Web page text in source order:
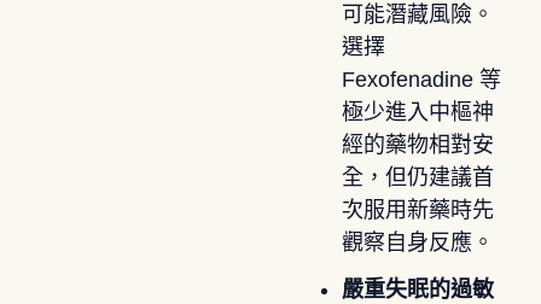
可能潛藏風險。
選擇
Fexofenadine 等
極少進入中樞神
經的藥物相對安
全，但仍建議首
次服用新藥時先
觀察自身反應。
嚴重失眠的過敏